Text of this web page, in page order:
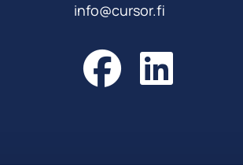
info@cursor.fi